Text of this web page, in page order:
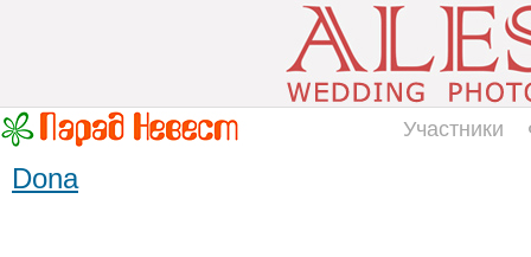
Участники
Dona